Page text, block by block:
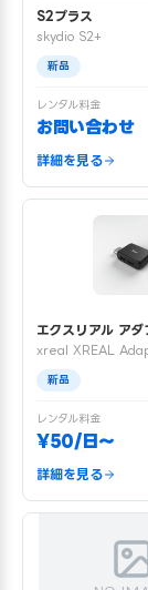
S2プラス
skydio S2+
新品
レンタル料金
お問い合わせ
詳細を見る
エクスリアル アダ
xreal XREAL
新品
レンタル料金
¥50/日〜
詳細を見る